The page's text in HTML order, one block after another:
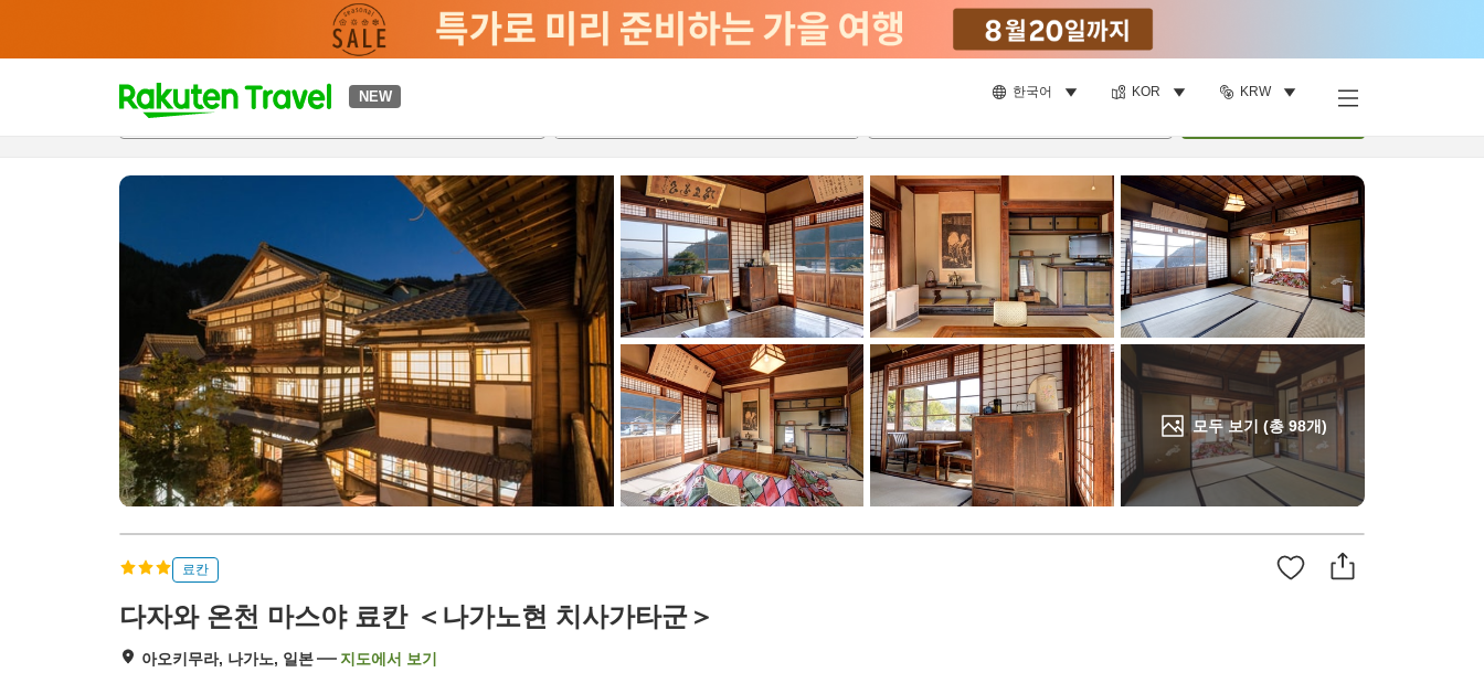
NEW 한국어 KOR KRW
t
p
a
_
h
모두 보기 (총 98개)
개요객실 & 숙박 상품이용 후기 편의 시설/서비스
료칸
다자와 온천 마스야 료칸 ＜나가노현 치사가타군＞
아오키무라, 나가노, 일본 지도에서 보기